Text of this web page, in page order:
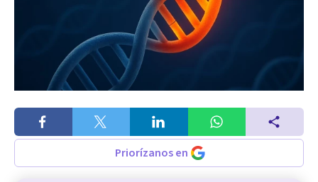
Priorízanos en